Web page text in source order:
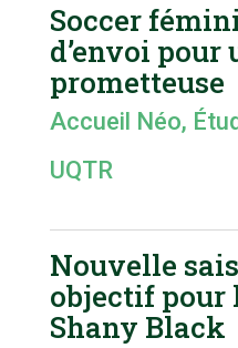
Soccer
d’envoi pour
prometteuse
Accueil Néo,
UQTR
Nouvelle
objectif pour
Shany Black